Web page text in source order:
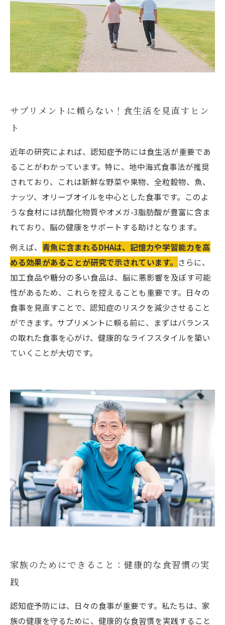
サプリメントに頼らない！食生活を見直すヒン
ト
近年の研究によれば、認知症予防には食生活が重要であ
ることがわかっています。特に、地中海式食事法が推奨
されており、これは新鮮な野菜や果物、全粒穀物、魚、
ナッツ、オリーブオイルを中心とした食事です。このよ
うな食材には抗酸化物質やオメガ-3脂肪酸が豊富に含ま
れており、脳の健康をサポートする助けとなります。
例えば、 青魚に含まれるDHAは、記憶力や学習能力を高
める効果があることが研究で示されています。 さらに、
加工食品や糖分の多い食品は、脳に悪影響を及ぼす可能
性があるため、これらを控えることも重要です。日々の
食事を見直すことで、認知症のリスクを減少させること
ができます。サプリメントに頼る前に、まずはバランス
の取れた食事を心がけ、健康的なライフスタイルを築い
ていくことが大切です。
家族のためにできること：健康的な食習慣の実
践
認知症予防には、日々の食事が重要です。私たちは、家
族の健康を守るために、健康的な食習慣を実践すること